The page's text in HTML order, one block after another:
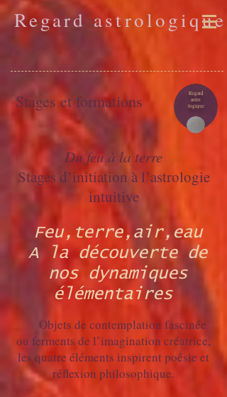
Regard astrologique
Regard
astro
logique
Stages et formations
Du feu à la terre
Stages d’initiation à l’astrologie
intuitive
Feu,terre,air,eau
A la découverte de
nos dynamiques
élémentaires
Objets de contemplation fascinée
ou ferments de l’imagination créatrice,
les quatre éléments inspirent poésie et
réflexion philosophique.